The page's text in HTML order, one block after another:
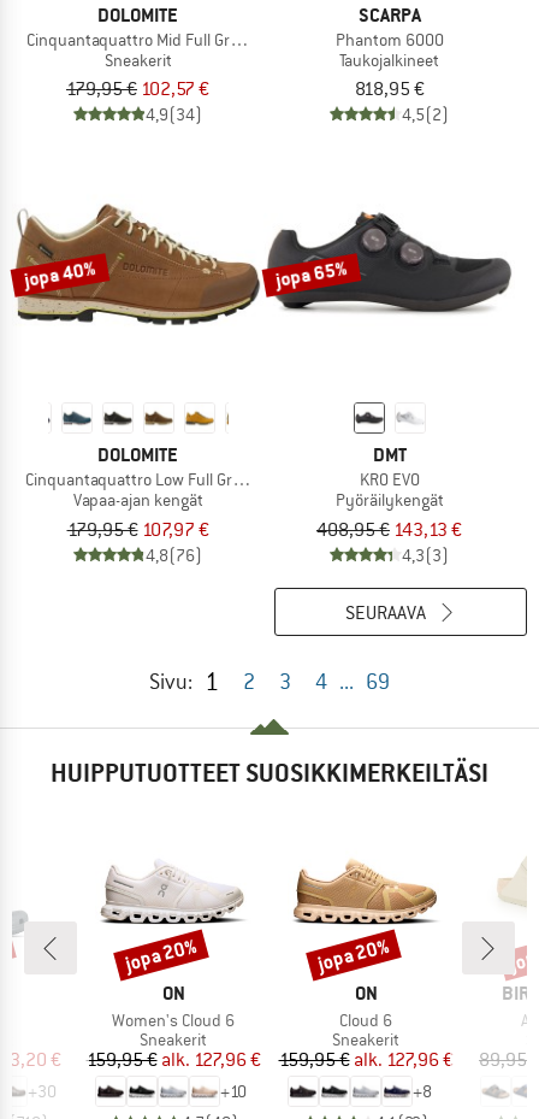
DOLOMITE
Cinquantaquattro Mid Full Grain Leather Evo
Sneakerit
179,95 € 102,57 €
4,9(34)
SCARPA
Phantom 6000
Taukojalkineet
818,95 €
4,5(2)
jopa 40%
DOLOMITE
Cinquantaquattro Low Full Grain Leather Evo GTX
Vapaa-ajan kengät
179,95 € 107,97 €
4,8(76)
jopa 65%
DMT
KR0 EVO
Pyöräilykengät
408,95 € 143,13 €
4,3(3)
Sivu: 1 2 3 4 ... 69
SEURAAVA
HUIPPUTUOTTEET SUOSIKKIMERKEILTÄSI
hinta
33,20 €
+30
MERKKI
ON
Tuote
Women's Cloud 6
Tuoteryhmä
Sneakerit
Hinta
159,95 € Alennettu hinta
alk. 127,96 €
+10
Alennus
jopa 20%
MERKKI
ON
Tuote
Cloud 6
Tuoteryhmä
Sneakerit
Hinta
159,95 € Alennettu hinta
alk. 127,96 €
+8
Alennus
jopa 20%
89,95